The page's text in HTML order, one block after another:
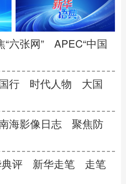
“六张网”
APEC“中国
行 时代人物
大国
海影像日志
聚焦防
评 新华走笔
走笔